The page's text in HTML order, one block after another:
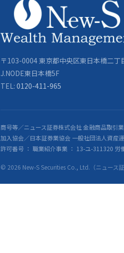
〒103-0004 東京都中央区東日本橋二丁
J.NODE東日本橋5F
TEL: 0120-411-965
商号等／ニュース証券株式会社 金融商品取引
加入協会／日本証券業協会 一般社団法人資産
許可番号 ： 職業紹介事業 ： 13-ユ-311320 労
© 2026 New-S Securities Co., Ltd.（ニュース